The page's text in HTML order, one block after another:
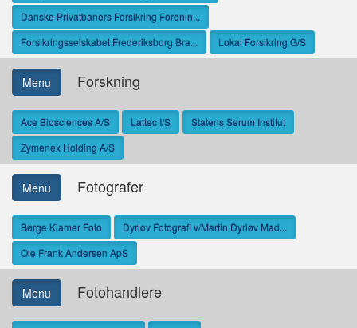
Danske Privatbaners Forsikring Forenin...
Forsikringsselskabet Frederiksborg Bra...
Lokal Forsikring G/S
Menu Forskning
Ace Biosciences A/S Lattec I/S
Statens Serum Institut
Zymenex Holding A/S
Menu Fotografer
Børge Klamer Foto
Dyrløv Fotografi v/Martin Dyrløv Mad...
Ole Frank Andersen ApS
Menu Fotohandlere